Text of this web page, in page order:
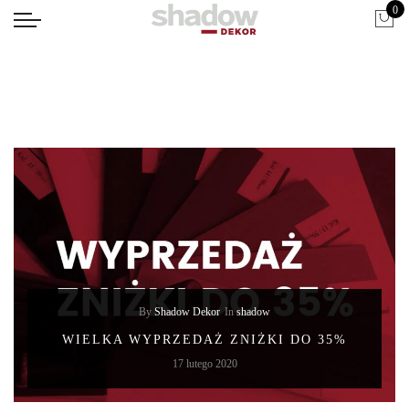
0
By Shadow Dekor Inshadow
WIELKA WYPRZEDAŻ ZNIŻKI DO 35%
17 lutego 2020